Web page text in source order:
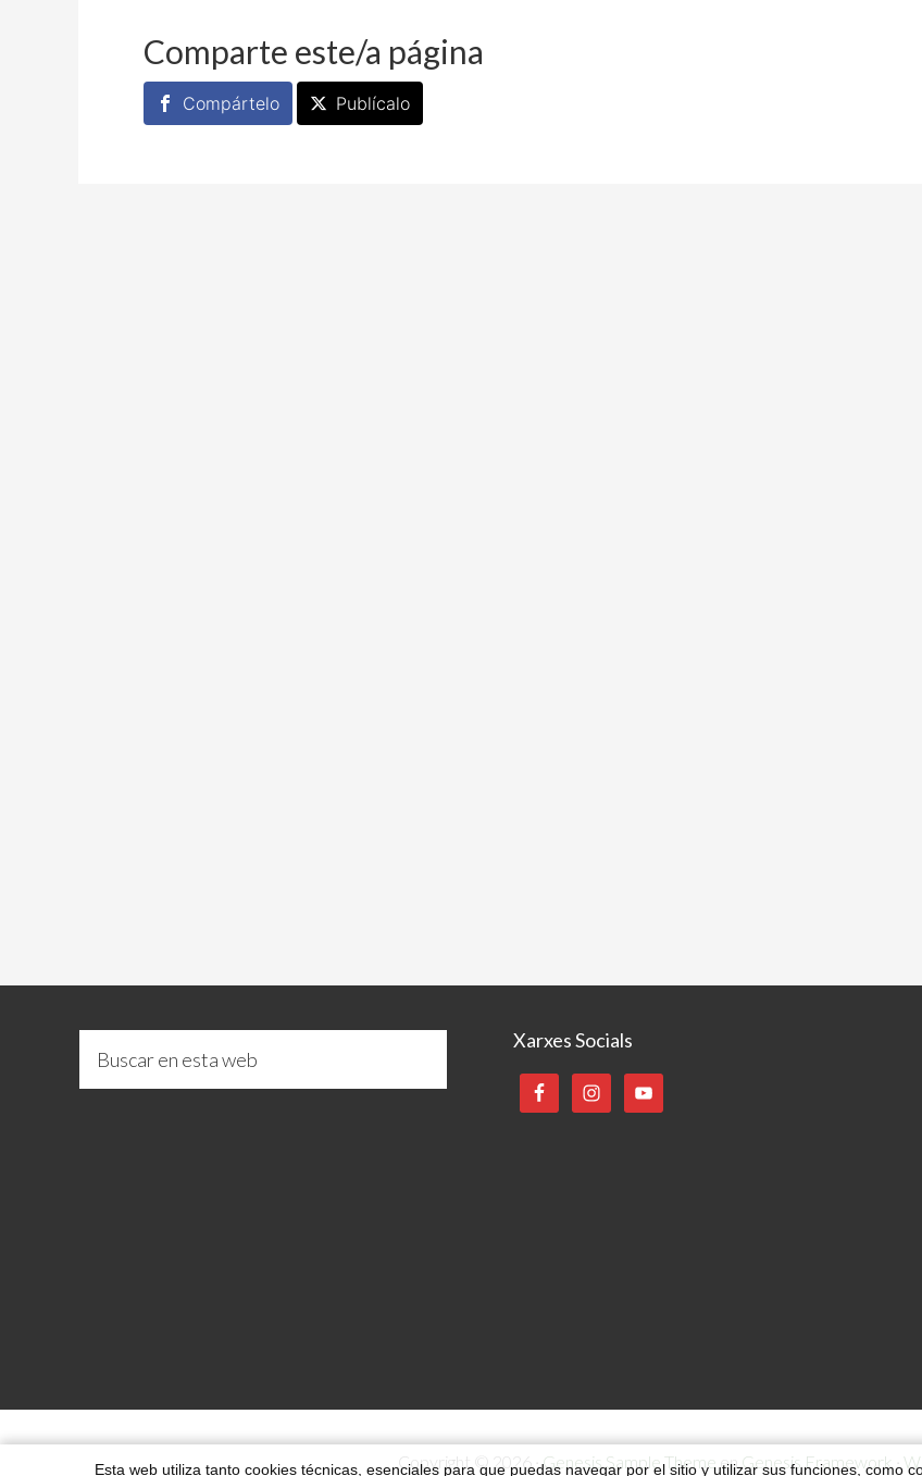
Comparte este/a página
Compártelo Publícalo
Xarxes Socials
Copyright © 2026 ·Genesis Sample Theme en Genesis Framework ·
Esta web utiliza tanto cookies técnicas, esenciales para que puedas navegar por el sitio y utilizar sus funciones, como